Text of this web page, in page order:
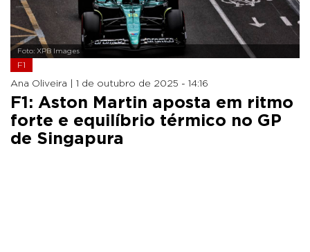
Foto: XPB Images
F1
Ana Oliveira | 1 de outubro de 2025 - 14:16
F1: Aston Martin aposta em ritmo
forte e equilíbrio térmico no GP
de Singapura